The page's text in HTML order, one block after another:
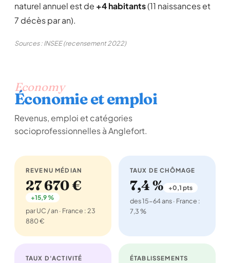
naturel annuel est de +4 habitants(11 naissances et
7 décès par an).
Sources : INSEE (recensement 2022)
Economy
Économie et emploi
Revenus, emploi et catégories
socioprofessionnelles à Anglefort.
REVENU MÉDIAN
27 670 €
+15,9 %
par UC / an · France : 23
880 €
TAUX DE CHÔMAGE
7,4 % +0,1 pts
des 15-64 ans · France :
7,3 %
TAUX D'ACTIVITÉ
ÉTABLISSEMENTS